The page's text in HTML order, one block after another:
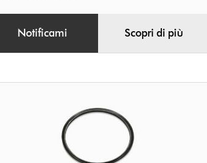
Notificami Scopri di più